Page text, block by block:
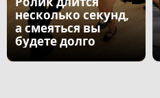
несколько секунд,
а смеяться вы
будете долго